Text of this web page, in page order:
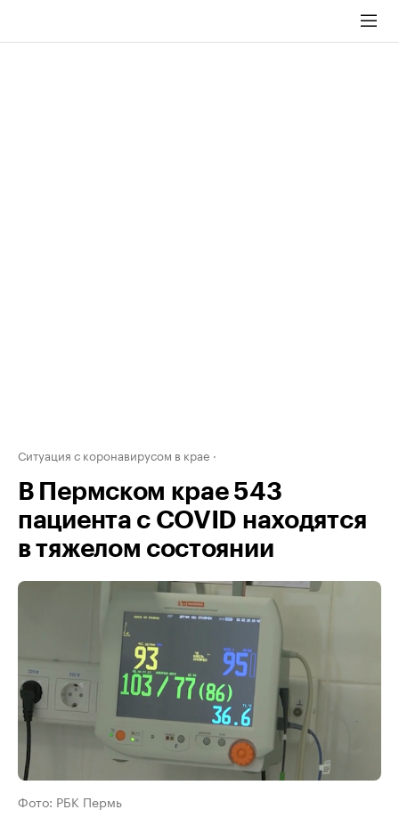
Ситуация с коронавирусом в крае
В Пермском крае 543
пациента с COVID находятся
в тяжелом состоянии
Фото: РБК Пермь